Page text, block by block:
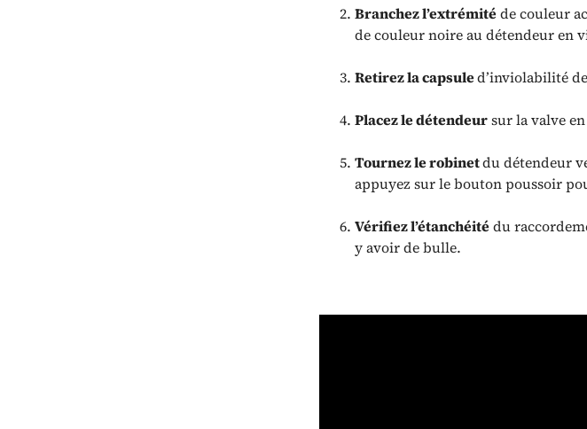
Branchez l’extrémité de couleur
de couleur noire au détendeur en
Retirez la capsuled’inviolabilité
Placez le détendeursur la valve
Tournez le robinetdu détendeur
appuyez sur le bouton poussoir
Vérifiez l’étanchéité du
y avoir de bulle.